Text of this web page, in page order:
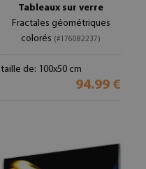
Tableaux sur verre
Fractales géométriques
colorés (#176082237)
taille de: 100x50 cm
94.99 €